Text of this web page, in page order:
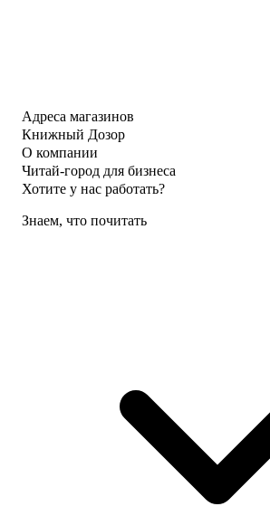
Адреса магазинов
Книжный Дозор
О компании
Читай-город для бизнеса
Хотите у нас работать?
Знаем, что почитать